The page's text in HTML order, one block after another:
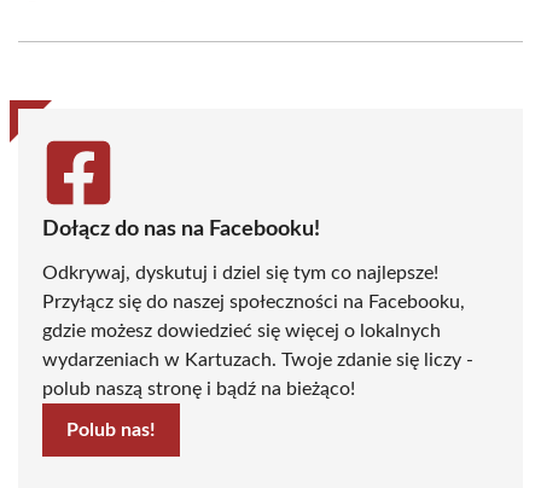
(Twitter)
Dołącz do nas na Facebooku!
Odkrywaj, dyskutuj i dziel się tym co najlepsze!
Przyłącz się do naszej społeczności na Facebooku,
gdzie możesz dowiedzieć się więcej o lokalnych
wydarzeniach w Kartuzach. Twoje zdanie się liczy -
polub naszą stronę i bądź na bieżąco!
Polub nas!